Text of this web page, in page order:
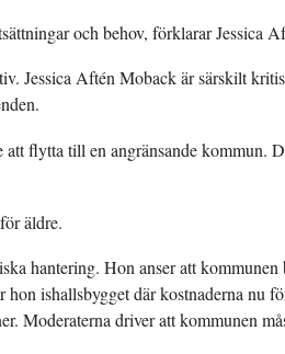
och behov, förklarar Jessica
Jessica Aftén Moback är särskilt
flytta till en angränsande kommun.
äldre.
hantering. Hon anser att kommunen
ishallsbygget där kostnaderna nu
Moderaterna driver att kommunen